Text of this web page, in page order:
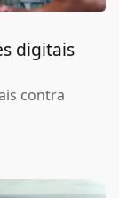
digitais
contra